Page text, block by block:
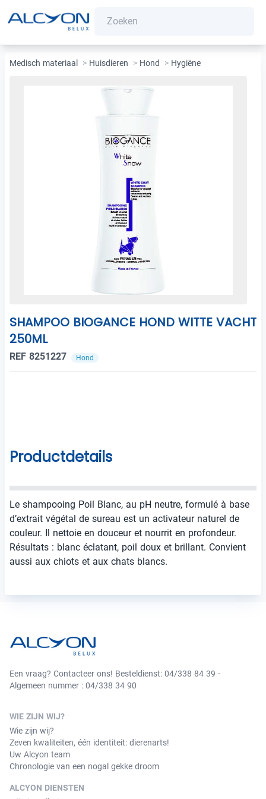
Medisch materiaal > Huisdieren > Hond > Hygiëne
SHAMPOO BIOGANCE HOND WITTE VACHT
250ML
REF 8251227 Hond
Productdetails
Le shampooing Poil Blanc, au pH neutre, formulé à base
d’extrait végétal de sureau est un activateur naturel de
couleur. Il nettoie en douceur et nourrit en profondeur.
Résultats : blanc éclatant, poil doux et brillant. Convient
aussi aux chiots et aux chats blancs.
Een vraag? Contacteer ons! Besteldienst: 04/338 84 39 -
Algemeen nummer : 04/338 34 90
WIE ZIJN WIJ?
Wie zijn wij?
Zeven kwaliteiten, één identiteit: dierenarts!
Uw Alcyon team
Chronologie van een nogal gekke droom
ALCYON DIENSTEN